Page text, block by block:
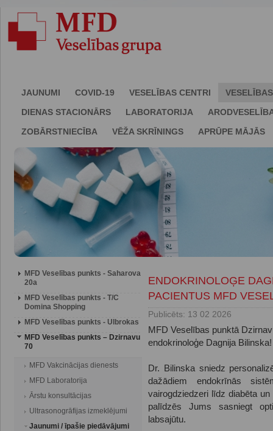
JAUNUMI COVID-19 VESELĪBAS CENTRI
DIENAS STACIONĀRS
LABORATORIJA
ZOBĀRSTNIECĪBA
VĒŽA SKRĪNINGS APRŪPE MĀJĀS
MFD Veselības punkts - Saharova
20a
MFD Veselības punkts - T/C
Domina Shopping
MFD Veselības punkts - Ulbrokas
MFD Veselības punkts – Dzirnavu
70
MFD Vakcinācijas dienests
MFD Laboratorija
Ārstu konsultācijas
Ultrasonogrāfijas izmeklējumi
Jaunumi / īpašie piedāvājumi
ENDOKRINOLOĢE
PACIENTUS MFD
Publicēts: 13 02 2026
MFD Veselības punktā
endokrinoloģe Dagnija Bilinska!
Dr. Bilinska sniedz
dažādiem endokrīnās
vairogdziedzeri līdz diabēta
palīdzēs Jums sasniegt
labsajūtu.